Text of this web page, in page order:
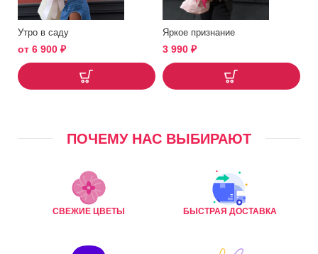
Утро в саду
от 6 900 ₽
Яркое признание
3 990 ₽
ПОЧЕМУ НАС ВЫБИРАЮТ
СВЕЖИЕ ЦВЕТЫ БЫСТРАЯ ДОСТАВКА